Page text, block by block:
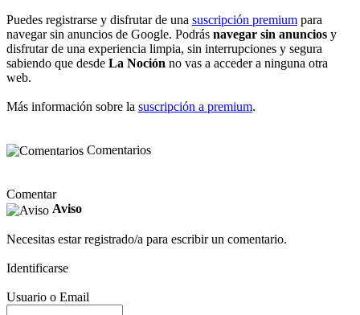
Puedes registrarse y disfrutar de una suscripción premium para
navegar sin anuncios de Google. Podrás navegar sin anuncios y
disfrutar de una experiencia limpia, sin interrupciones y segura
sabiendo que desde La Noción no vas a acceder a ninguna otra
web.
Más información sobre la suscripción a premium.
Comentarios
Comentar
Aviso
Necesitas estar registrado/a para escribir un comentario.
Identificarse
Usuario o Email